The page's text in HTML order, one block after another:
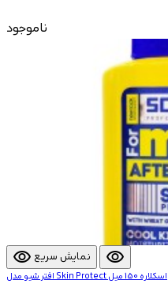
ناموجود
visibility نمایش سریع visibility
افتر شیو مدل Skin Protect اسکلاره 150 میل